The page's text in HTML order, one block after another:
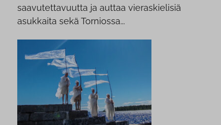
saavutettavuutta ja auttaa vieraskielisiä
asukkaita sekä Torniossa...